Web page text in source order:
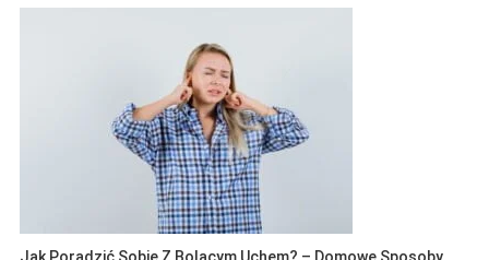
Jak Poradzić Sobie Z Bolącym Uchem? – Domowe Sposoby